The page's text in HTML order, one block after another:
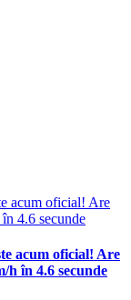
acum oficial! Are
h în 4.6 secunde